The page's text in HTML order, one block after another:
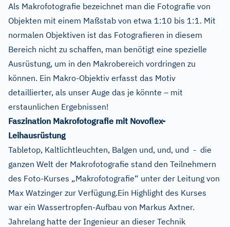
Als Makrofotografie bezeichnet man die Fotografie von
Objekten mit einem Maßstab von etwa 1:10 bis 1:1. Mit
normalen Objektiven ist das Fotografieren in diesem
Bereich nicht zu schaffen, man benötigt eine spezielle
Ausrüstung, um in den Makrobereich vordringen zu
können. Ein Makro-Objektiv erfasst das Motiv
detaillierter, als unser Auge das je könnte – mit
erstaunlichen Ergebnissen!
Faszination Makrofotografie mit Novoflex-
Leihausrüstung
Tabletop, Kaltlichtleuchten, Balgen und, und, und - die
ganzen Welt der Makrofotografie stand den Teilnehmern
des Foto-Kurses „Makrofotografie“ unter der Leitung von
Max Watzinger zur Verfügung.Ein Highlight des Kurses
war ein Wassertropfen-Aufbau von Markus Axtner.
Jahrelang hatte der Ingenieur an dieser Technik